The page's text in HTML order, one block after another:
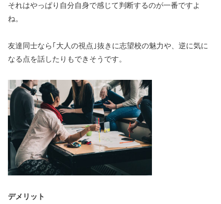
それはやっぱり自分自身で感じて判断するのが一番ですよ
ね。
友達同士なら｢大人の視点｣抜きに志望校の魅力や、逆に気に
なる点を話したりもできそうです。
デメリット